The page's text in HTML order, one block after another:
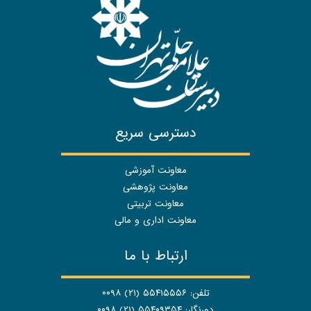
دسترسی سریع
معاونت آموزشی
معاونت پژوهشی
معاونت تربیتی
معاونت اداری و مالی
ارتباط با ما
تلفن: ۵۵۴۱۵۵۵۶ (۲۱) ۰۰۹۸